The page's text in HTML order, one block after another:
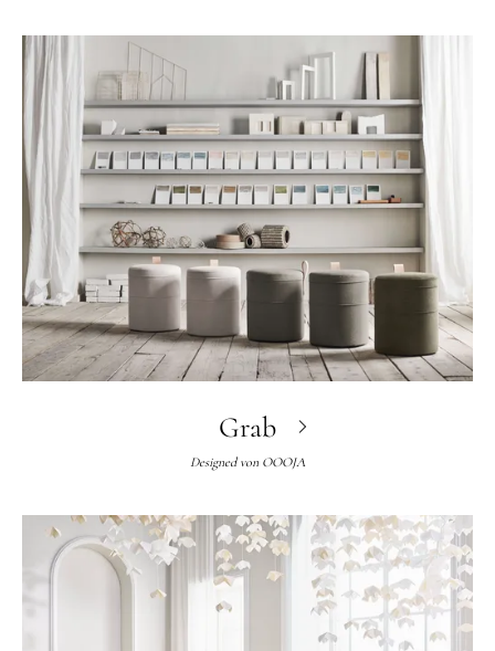
Grab
Designed von OOOJA